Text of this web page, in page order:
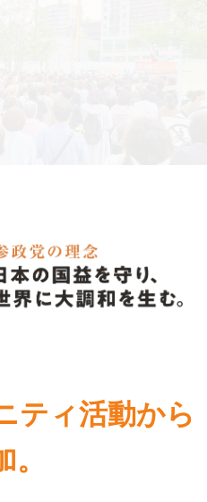
ティ活動から